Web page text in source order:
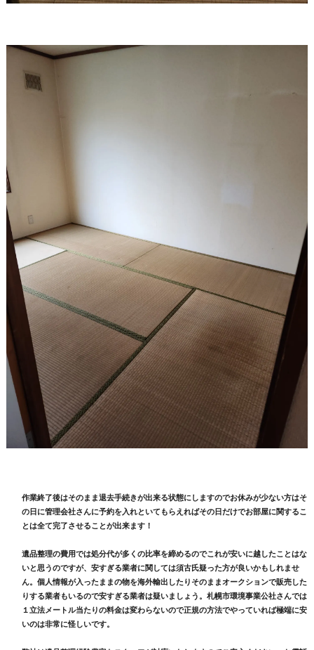
作業終了後はそのまま退去手続きが出来る状態にしますのでお休みが少ない方はそ
の日に管理会社さんに予約を入れといてもらえればその日だけでお部屋に関するこ
とは全て完了させることが出来ます！
遺品整理の費用では処分代が多くの比率を締めるのでこれが安いに越したことはな
いと思うのですが、安すぎる業者に関しては須古氏疑った方が良いかもしれませ
ん。個人情報が入ったままの物を海外輸出したりそのままオークションで販売した
りする業者もいるので安すぎる業者は疑いましょう。札幌市環境事業公社さんでは
１立法メートル当たりの料金は変わらないので正規の方法でやっていれば極端に安
いのは非常に怪しいです。